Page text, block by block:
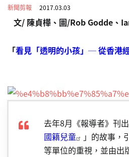
新聞剪報 2017.03.03
文/ 陳貞樺、 圖/Rob Godde、
「看見「透明的小孩」─ 從香港
去年8月《報導者》刊
國籍兒童
」的故事，
等單位的重視，並由出